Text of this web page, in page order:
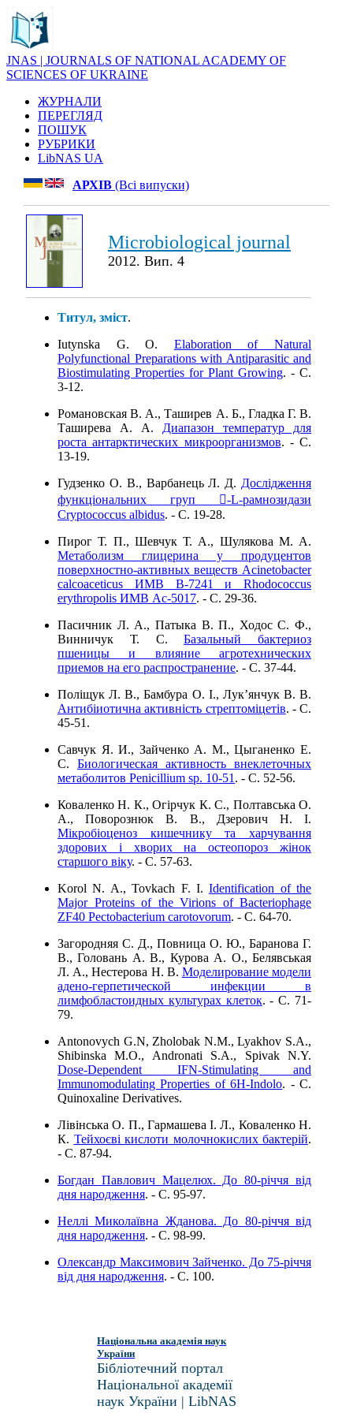
JNAS | JOURNALS OF NATIONAL ACADEMY OF
SCIENCES OF UKRAINE
ЖУРНАЛИ
ПЕРЕГЛЯД
ПОШУК
РУБРИКИ
LibNAS UA
АРХІВ (Всі випуски)
Microbiological journal
2012. Вип. 4
Титул, зміст.
Iutynska G. O. Elaboration of Natural
Polyfunctional Preparations with Antiparasitic and
Biostimulating Properties for Plant Growing. - C.
3-12.
Романовская В. А., Таширев А. Б., Гладка Г. В.
Таширева А. А. Диапазон температур для
роста антарктических микроорганизмов. - C.
13-19.
Гудзенко О. В., Варбанець Л. Д. Дослідження
функціональних груп -L-рамнозидази
Сryptococcus albidus. - C. 19-28.
Пирог Т. П., Шевчук Т. А., Шулякова М. А.
Метаболизм глицерина у продуцентов
поверхностно-активных веществ Аcinetobacter
calcoaceticus ИМВ В-7241 и Rhodococcus
erythropolis ИМВ Ас-5017. - C. 29-36.
Пасичник Л. А., Патыка В. П., Ходос С. Ф.,
Винничук Т. С.Базальный бактериоз
пшеницы и влияние агротехнических
приемов на его распространение. - C. 37-44.
Полiщук Л. В., Бамбура О. I., Лук’янчук В. В.
Антибiиотична активнiсть стрептомiцетiв. - C.
45-51.
Савчук Я. И., Зайченко А. М., Цыганенко Е.
С. Биологическая активность внеклеточных
метаболитов Рenicillium sp. 10-51 . - C. 52-56.
Коваленко Н. К., Огірчук К. С., Полтавська О.
А., Поворознюк В. В., Дзерович Н. І.
Мікробіоценоз кишечнику та харчування
здорових і хворих на остеопороз жінок
старшого віку. - C. 57-63.
Korol N. A., Tovkach F. I.Identification of the
Major Proteins of the Virions of Bacteriophage
ZF40 Pectobacterium carotovorum. - C. 64-70.
Загородняя С. Д., Повница О. Ю., Баранова Г.
В., Головань А. В., Курова А. О., Белявськая
Л. А., Нестерова Н. В. Моделирование модели
адено-герпетической инфекции в
лимфобластоидных культурах клеток. - C. 71-
79.
Antonovych G.N, Zholobak N.M., Lyakhov S.A.,
Shibinska M.O., Andronati S.A., Spivak N.Y.
Dose-Dependent IFN-Stimulating and
Immunomodulating Properties of 6H-Indolo. - C.
Quinoxaline Derivatives.
Лівінська О. П., Гармашева І. Л., Коваленко Н.
К. Тейхоєві кислоти молочнокислих бактерій.
- C. 87-94.
Богдан Павлович Мацелюх. До 80-річчя від
дня народження. - C. 95-97.
Неллі Миколаївна Жданова. До 80-річчя від
дня народження. - C. 98-99.
Олександр Максимович Зайченко. До 75-рiччя
вiд дня народження. - C. 100.
Національна академія наук
України
Бібліотечний портал
Національної академії
наук України | LibNAS